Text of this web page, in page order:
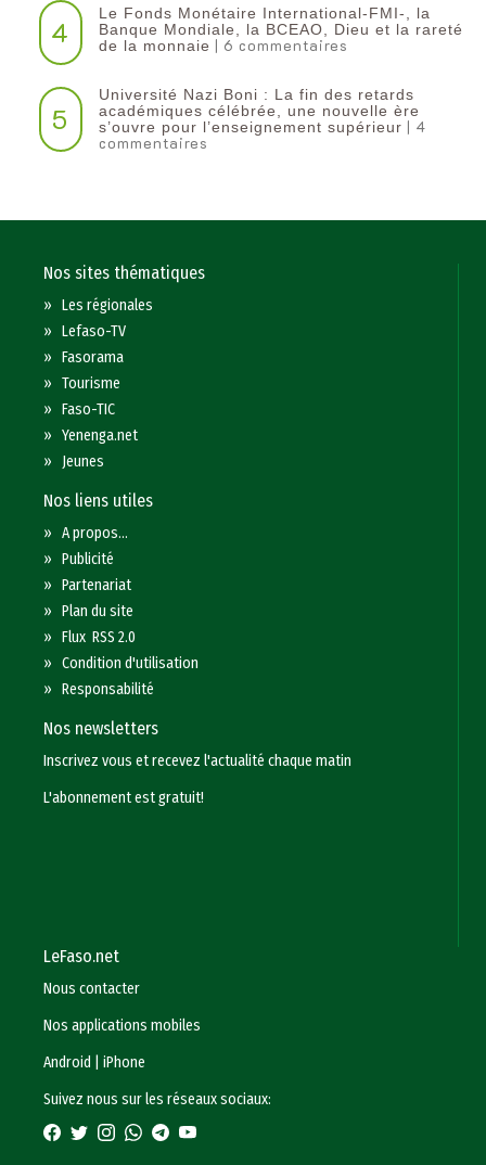
4
Le Fonds Monétaire International-FMI-, la
Banque Mondiale, la BCEAO, Dieu et la rareté
de la monnaie | 6 commentaires
5
Université Nazi Boni : La fin des retards
académiques célébrée, une nouvelle ère
s’ouvre pour l’enseignement supérieur | 4
commentaires
Nos sites thématiques
»Les régionales
»Lefaso-TV
»Fasorama
»Tourisme
»Faso-TIC
»Yenenga.net
» Jeunes
Nos liens utiles
»A propos...
»Publicité
»Partenariat
»Plan du site
»Flux RSS 2.0
»Condition d'utilisation
»Responsabilité
Nos newsletters
Inscrivez vous et recevez l'actualité chaque matin
L'abonnement est gratuit!
LeFaso.net
Nous contacter
Nos applications mobiles
Android
|iPhone
Suivez nous sur les réseaux sociaux: